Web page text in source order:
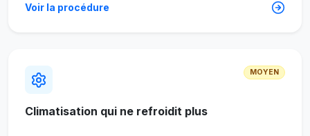
Voir la procédure
MOYEN
Climatisation qui ne refroidit plus